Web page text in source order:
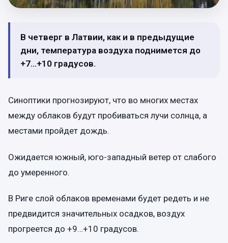
В четверг в Латвии, как и в предыдущие
дни, температура воздуха поднимется до
+7…+10 градусов.
Синоптики прогнозируют, что во многих местах
между облаков будут пробиваться лучи солнца, а
местами пройдет дождь.
Ожидается южный, юго-западный ветер от слабого
до умеренного.
В Риге слой облаков временами будет редеть и не
предвидится значительных осадков, воздух
прогреется до +9…+10 градусов.